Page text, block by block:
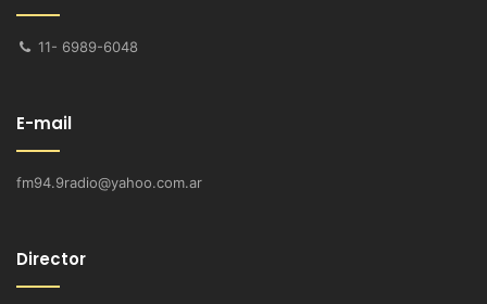
11- 6989-6048
E-mail
fm94.9radio@yahoo.com.ar
Director